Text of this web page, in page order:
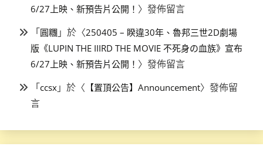
6/27上映、新預告片公開！ 〉發佈留言
「圓糰 」於〈250405 – 睽違30年、魯邦三世2D劇場
版《LUPIN THE IIIRD THE MOVIE 不死身の血族》宣布
6/27上映、新預告片公開！ 〉發佈留言
「ccsx 」於〈 【置頂公告】Announcement〉發佈留
言